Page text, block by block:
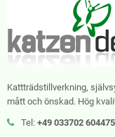
Kattträdstillverkning,
mått och önskad. Hög
Tel: +49 033702 604475